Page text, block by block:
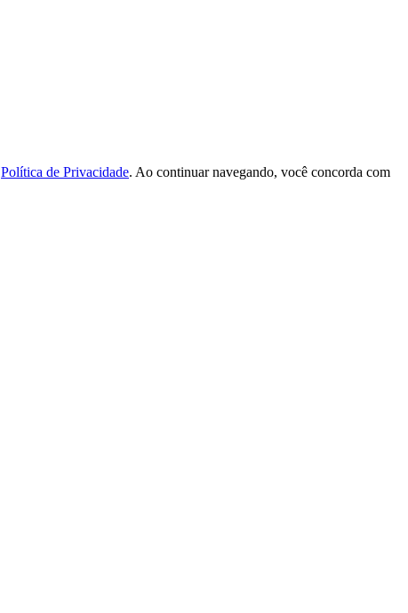
Política de Privacidade. Ao continuar navegando, você concorda com